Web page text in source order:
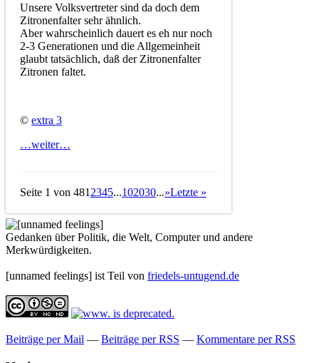
Unsere Volksvertreter sind da doch dem
Zitronenfalter sehr ähnlich.
Aber wahrscheinlich dauert es eh nur noch
2-3 Generationen und die Allgemeinheit
glaubt tatsächlich, daß der Zitronenfalter
Zitronen faltet.
© extra 3
…weiter…
Seite 1 von 481 2345...102030...»Letzte »
Gedanken über Politik, die Welt, Computer und andere
Merkwürdigkeiten.
[unnamed feelings] ist Teil von friedels-untugend.de
Beiträge per Mail — Beiträge per RSS — Kommentare per RSS